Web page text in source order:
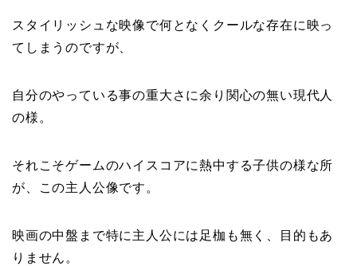
スタイリッシュな映像で何となくクールな存在に映っ
てしまうのですが、
自分のやっている事の重大さに余り関心の無い現代人
の様。
それこそゲームのハイスコアに熱中する子供の様な所
が、この主人公像です。
映画の中盤まで特に主人公には足枷も無く、目的もあ
りません。